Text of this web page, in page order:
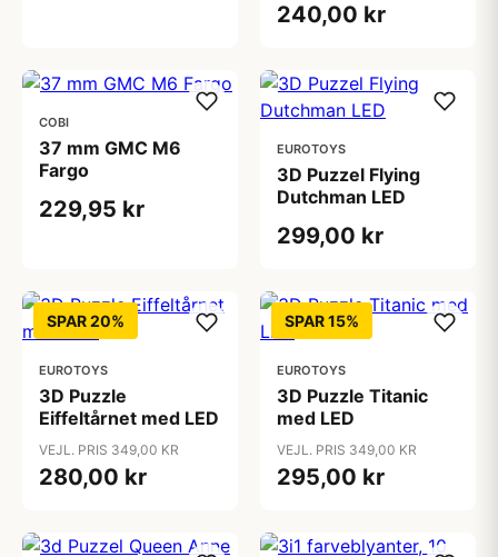
240,00 kr
COBI
37 mm GMC M6
Fargo
229,95 kr
EUROTOYS
3D Puzzel Flying
Dutchman LED
299,00 kr
SPAR 20%
EUROTOYS
3D Puzzle
Eiffeltårnet med LED
VEJL. PRIS 349,00 KR
280,00 kr
SPAR 15%
EUROTOYS
3D Puzzle Titanic
med LED
VEJL. PRIS 349,00 KR
295,00 kr